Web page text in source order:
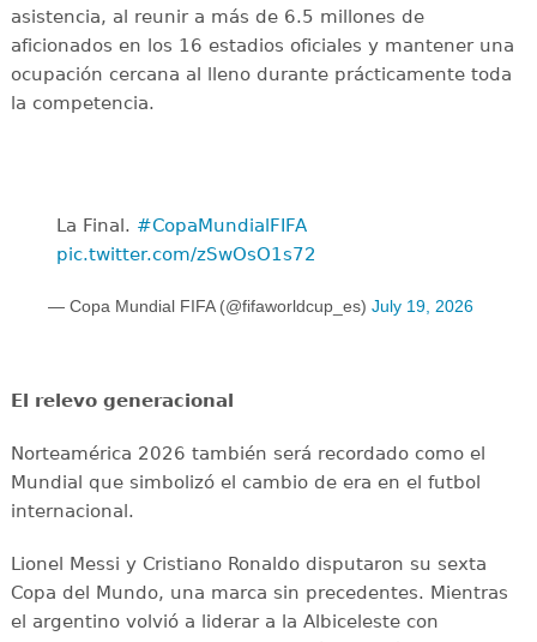
asistencia, al reunir a más de 6.5 millones de
aficionados en los 16 estadios oficiales y mantener una
ocupación cercana al lleno durante prácticamente toda
la competencia.
La Final. ️ #CopaMundialFIFA
pic.twitter.com/zSwOsO1s72
— Copa Mundial FIFA (@fifaworldcup_es) July 19, 2026
El relevo generacional
Norteamérica 2026 también será recordado como el
Mundial que simbolizó el cambio de era en el futbol
internacional.
Lionel Messi y Cristiano Ronaldo disputaron su sexta
Copa del Mundo, una marca sin precedentes. Mientras
el argentino volvió a liderar a la Albiceleste con